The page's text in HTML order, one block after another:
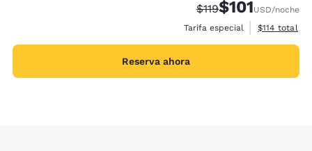
Tarifa tachada:
$119Tarifa reducida:
$101USD/noche
Tarifa especial
Ver detalles
$114 total
Reserva ahora